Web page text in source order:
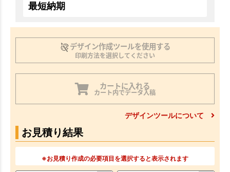
最短納期
デザイン作成ツールを使用する
印刷方法を選択してください
カートに入れる
カート内でデータ入稿
デザインツールについて
お見積り結果
※お見積り作成の必要項目を選択すると表示されます